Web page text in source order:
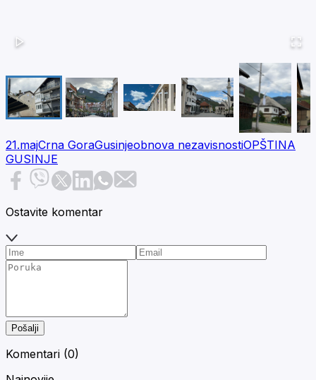
21.majCrna GoraGusinjeobnova nezavisnostiOPŠTINA
GUSINJE
Ostavite komentar
Pošalji
Komentari (0)